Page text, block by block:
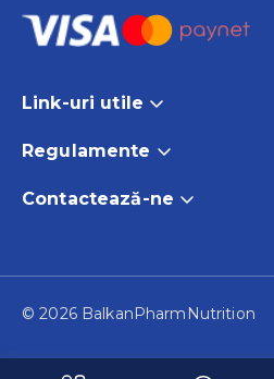
Link-uri utile
Acasă
Produse
Regulamente
Termeni și Condiții
Contactează-ne
Republica Moldova
© 2026 BalkanPharmNutrition